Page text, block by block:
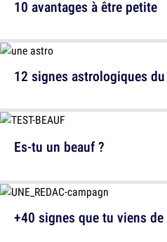
10 avantages à être petite
12 signes astrologiques
Es-tu un beauf ?
+40 signes que tu viens